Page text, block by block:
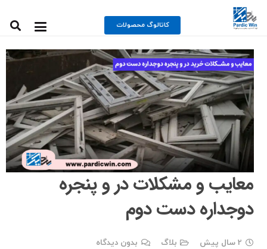
کاتالوگ محصولات
معایب و مشکلات در و پنجره
دوجداره دست دوم
2 سال پیش بلاگ بدون دیدگاه